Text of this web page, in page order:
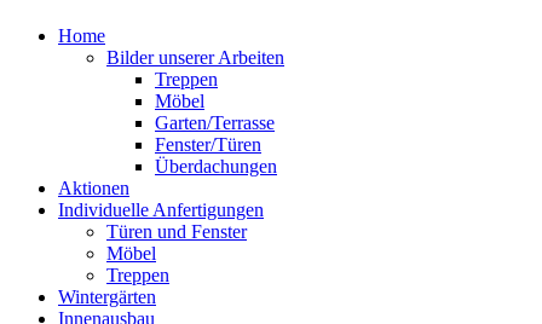
Home
Bilder unserer Arbeiten
Treppen
Möbel
Garten/Terrasse
Fenster/Türen
Überdachungen
Aktionen
Individuelle Anfertigungen
Türen und Fenster
Möbel
Treppen
Wintergärten
Innenausbau